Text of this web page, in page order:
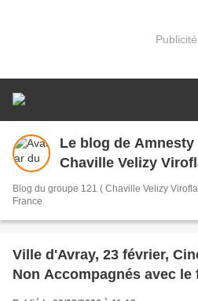
Publicité
Le blog de Amnesty
Chaville Velizy
Blog du groupe 121 ( Chaville Velizy
France
Ville d'Avray, 23 février,
Non Accompagnés avec